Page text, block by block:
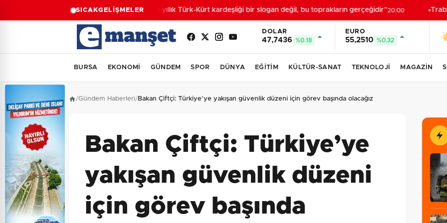
SICAKGELİŞMELER“Bin yıllık Türk-Kürt kardeşliği bir slogan değil, bu toprakların gerçeğidir”20:00
DOLAR
47,7436 %0.18
EURO
55,2510 %0.32
BURSA EKONOMİ GÜNDEM SPOR DÜNYA EĞİTİM KÜLTÜR-SANAT TEKNOLOJİ MAGAZİN
/Gündem Haberleri/Bakan Çiftçi: Türkiye’ye yakışan güvenlik düzeni için görev başında olacağız
Bakan Çiftçi: Türkiye’ye
yakışan güvenlik düzeni
için görev başında